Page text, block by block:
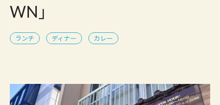
WN」
ランチ ディナー カレー